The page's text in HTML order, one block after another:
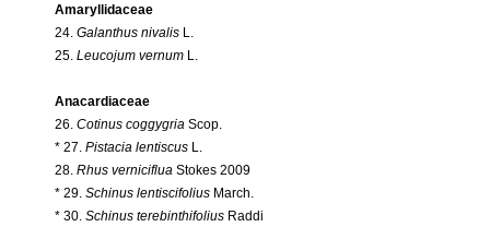
Amaryllidaceae
24. Galanthus nivalis L.
25. Leucojum vernum L.
Anacardiaceae
26. Cotinus coggygria Scop.
* 27. Pistacia lentiscus L.
28. Rhus verniciflua Stokes 2009
* 29. Schinus lentiscifolius March.
* 30. Schinus terebinthifolius Raddi